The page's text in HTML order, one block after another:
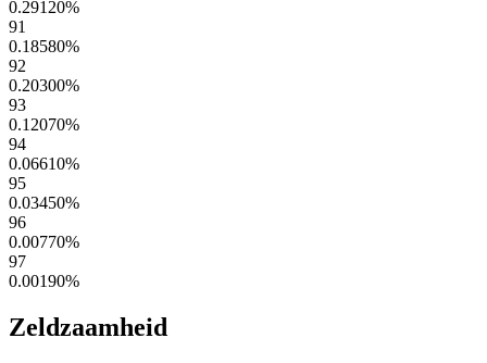
0.29120%
91
0.18580%
92
0.20300%
93
0.12070%
94
0.06610%
95
0.03450%
96
0.00770%
97
0.00190%
Zeldzaamheid